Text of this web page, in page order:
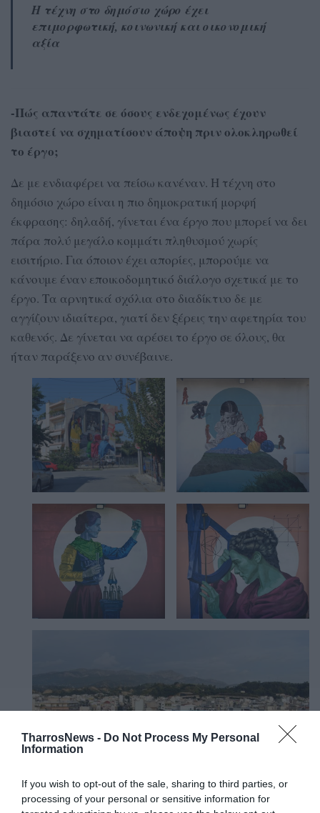
TharrosNews - Do Not Process My Personal
Information
If you wish to opt-out of the sale, sharing to third parties, or
processing of your personal or sensitive information for
Η τέχνη στο δημόσιο χώρο έχει
επιμορφωτική, κοινωνική και οικονομική
αξία
-Πώς απαντάτε σε όσους ενδεχομένως έχουν
βιαστεί να σχηματίσουν άποψη πριν ολοκληρωθεί
το έργο;
Δε με ενδιαφέρει να πείσω κανέναν. Η τέχνη στο
δημόσιο χώρο είναι η πιο δημοκρατική μορφή
έκφρασης: δηλαδή, γίνεται ένα έργο που μπορεί να δει
πάρα πολύ μεγάλο κομμάτι πληθυσμού χωρίς
εισιτήριο. Για όποιον έχει απορίες, μπορούμε να
κάνουμε έναν εποικοδομητικό διάλογο σχετικά με το
έργο. Τα αρνητικά σχόλια στο διαδίκτυο δε με
αγγίζουν ιδιαίτερα, γιατί δεν ξέρεις την αφετηρία του
καθενός. Δε γίνεται να αρέσει το έργο σε όλους, θα
ήταν παράξενο αν συνέβαινε.